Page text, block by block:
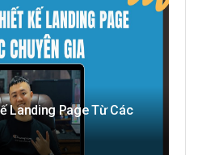
Landing Page Từ Các